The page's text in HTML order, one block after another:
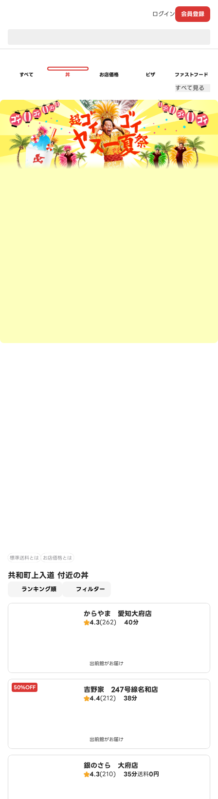
ログイン 会員登録
すべて 丼 お店価格 ピザ ファストフード
すべて見る
超ゴイゴイヤスー夏祭
標準送料とは お店価格とは
共和町上入道 付近の丼
ランキング順 フィルター
からやま 愛知大府店
4.3(262) 40分
出前館がお届け
50%OFF 吉野家 247号線名和店
4.4(212) 38分
出前館がお届け
銀のさら 大府店
4.3(210) 35分送料0円